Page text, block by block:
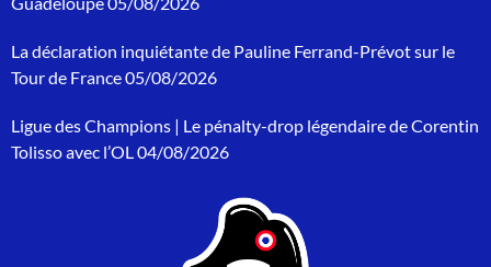
o
u
:
La déclaration inquiétante de Pauline Ferrand-Prévot sur le
Tour de France05/08/2026
Ligue des Champions | Le pénalty-drop légendaire de Corentin
Tolisso avec l’OL04/08/2026